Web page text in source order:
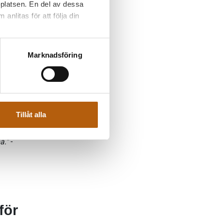
En del av dessa
anlitas för att följa din
Marknadsföring
Tillåt alla
och
av
-